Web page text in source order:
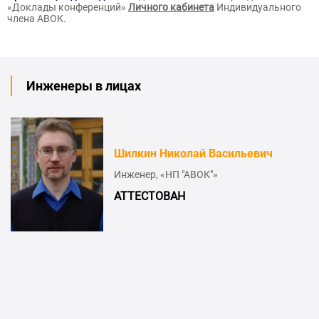
«Доклады конференций» Личного кабинета Индивидуального
члена АВОК.
Инженеры в лицах
Шилкин Николай Васильевич
Инженер, «НП "АВОК"»
АТТЕСТОВАН